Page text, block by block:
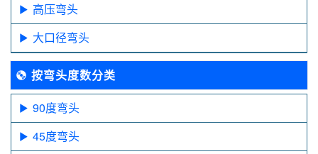
高压弯头
大口径弯头
按弯头度数分类
90度弯头
45度弯头